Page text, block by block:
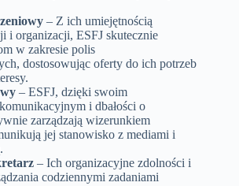
– Z ich umiejętnością
i organizacji, ESFJ skutecznie
w zakresie polis
dostosowując oferty do ich potrzeb
– ESFJ, dzięki swoim
i dbałości o
zarządzają wizerunkiem
jej stanowisko z mediami i
– Ich organizacyjne zdolności i
codziennymi zadaniami